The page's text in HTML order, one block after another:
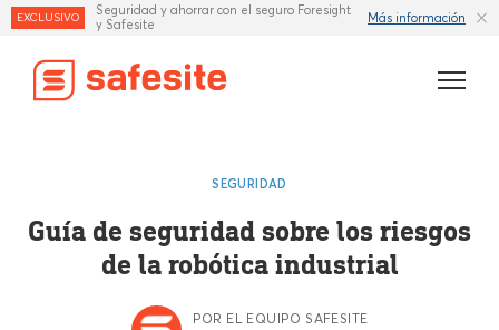
EXCLUSIVO
Seguridad y ahorrar con el seguro Foresight
y Safesite
Más información
Industrias
Recursos
SEGURIDAD
Guía de seguridad sobre los riesgos
de la robótica industrial
POR EL EQUIPO SAFESITE